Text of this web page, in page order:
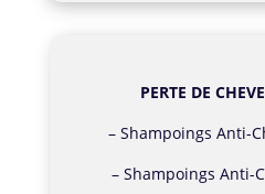
PERTE DE
– Shampoings Anti-
–Shampoings Anti-